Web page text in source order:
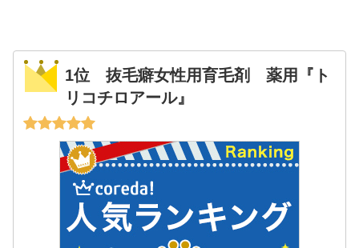
1位 抜毛癖女性用育毛剤 薬用『ト
リコチロアール』